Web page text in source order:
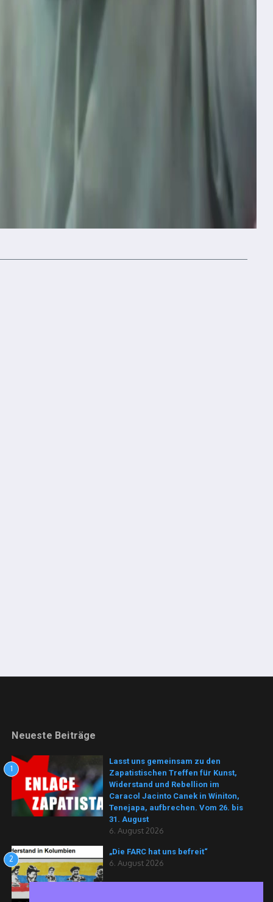
Neueste Beiträge
1
Lasst uns gemeinsam zu den
Zapatistischen Treffen für Kunst,
Widerstand und Rebellion im
Caracol Jacinto Canek in Winiton,
Tenejapa, aufbrechen. Vom 26. bis
31. August
6. August 2026
2
„Die FARC hat uns befreit“
6. August 2026